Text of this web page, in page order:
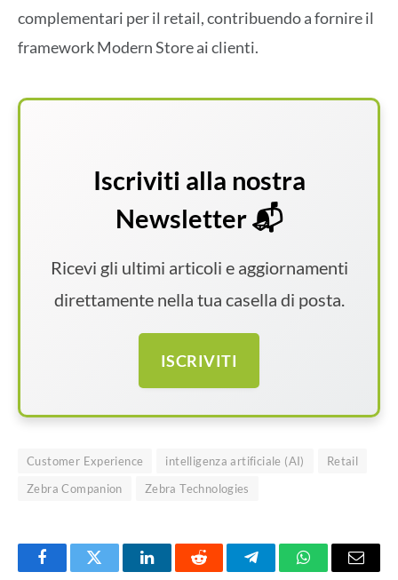
complementari per il retail, contribuendo a fornire il
framework Modern Store ai clienti.
Iscriviti alla nostra
Newsletter 📬
Ricevi gli ultimi articoli e aggiornamenti
direttamente nella tua casella di posta.
ISCRIVITI
Customer Experience intelligenza artificiale (AI)
Retail
Zebra Companion
Zebra Technologies
FacebookTwitter LinkedInReddit TelegramWhatsAppEmail